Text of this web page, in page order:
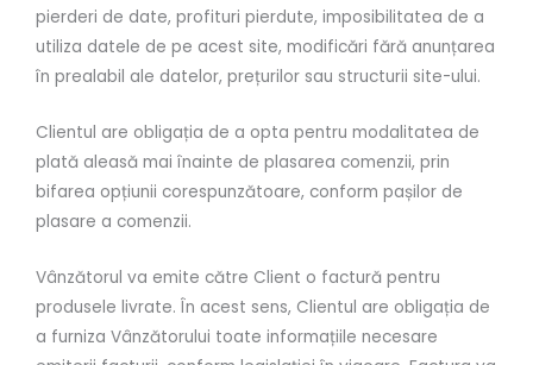
pierderi de date, profituri pierdute, imposibilitatea de a
utiliza datele de pe acest site, modificări fără anunțarea
în prealabil ale datelor, prețurilor sau structurii site-ului.
Clientul are obligația de a opta pentru modalitatea de
plată aleasă mai înainte de plasarea comenzii, prin
bifarea opțiunii corespunzătoare, conform pașilor de
plasare a comenzii.
Vânzătorul va emite către Client o factură pentru
produsele livrate. În acest sens, Clientul are obligația de
a furniza Vânzătorului toate informațiile necesare